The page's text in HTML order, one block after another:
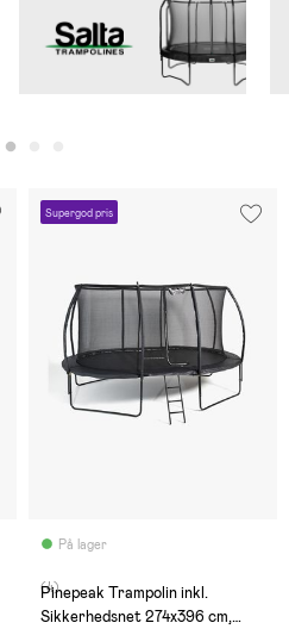
Supergod pris
På lager
(4)
Pinepeak Trampolin inkl.
Sikkerhedsnet 274x396 cm,